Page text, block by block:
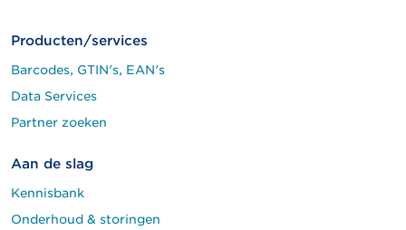
Producten/services
Barcodes, GTIN's, EAN's
Data Services
Partner zoeken
Aan de slag
Kennisbank
Onderhoud & storingen